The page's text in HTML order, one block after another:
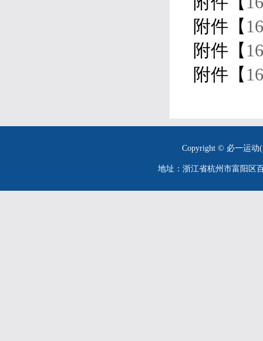
附件【
附件【
附件【
Copyright © 必一运动
地址：浙江省杭州市富阳区